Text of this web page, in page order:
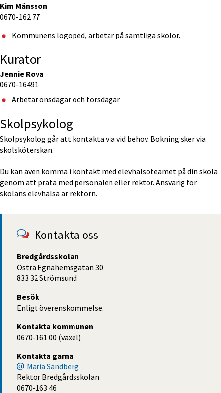
Kim Månsson
0670-162 77
Kommunens logoped, arbetar på samtliga skolor.
Kurator
Jennie Rova
0670-16491
Arbetar onsdagar och torsdagar
Skolpsykolog
Skolpsykolog går att kontakta via vid behov. Bokning sker via
skolsköterskan.
Du kan även komma i kontakt med elevhälsoteamet på din skola
genom att prata med personalen eller rektor. Ansvarig för
skolans elevhälsa är rektorn.
Kontakta oss
Bredgårdsskolan
Östra Egnahemsgatan 30
833 32 Strömsund
Besök
Enligt överenskommelse.
Kontakta kommunen
0670-161 00 (växel)
Kontakta gärna
Maria Sandberg
Rektor Bredgårdsskolan
0670-163 46